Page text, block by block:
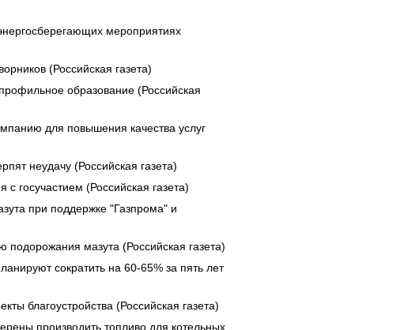
мероприятиях
(Российская газета)
образование (Российская
для повышения качества услуг
неудачу (Российская газета)
госучастием (Российская газета)
при поддержке "Газпрома" и
мазута (Российская газета)
сократить на 60-65% за пять лет
благоустройства (Российская газета)
производить топливо для котельных